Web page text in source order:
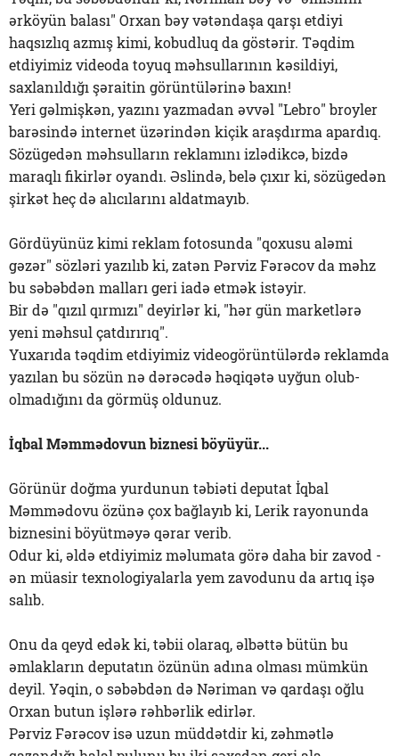
ərköyün balası" Orxan bəy vətəndaşa qarşı etdiyi
haqsızlıq azmış kimi, kobudluq da göstərir. Təqdim
etdiyimiz videoda toyuq məhsullarının kəsildiyi,
saxlanıldığı şəraitin görüntülərinə baxın!
Yeri gəlmişkən, yazını yazmadan əvvəl "Lebro" broyler
barəsində internet üzərindən kiçik araşdırma apardıq.
Sözügedən məhsulların reklamını izlədikcə, bizdə
maraqlı fikirlər oyandı. Əslində, belə çıxır ki, sözügedən
şirkət heç də alıcılarını aldatmayıb.
Gördüyünüz kimi reklam fotosunda "qoxusu aləmi
gəzər" sözləri yazılıb ki, zatən Pərviz Fərəcov da məhz
bu səbəbdən malları geri iadə etmək istəyir.
Bir də "qızıl qırmızı" deyirlər ki, "hər gün marketlərə
yeni məhsul çatdırırıq".
Yuxarıda təqdim etdiyimiz videogörüntülərdə reklamda
yazılan bu sözün nə dərəcədə həqiqətə uyğun olub-
olmadığını da görmüş oldunuz.
İqbal Məmmədovun biznesi böyüyür...
Görünür doğma yurdunun təbiəti deputat İqbal
Məmmədovu özünə çox bağlayıb ki, Lerik rayonunda
biznesini böyütməyə qərar verib.
Odur ki, əldə etdiyimiz məlumata görə daha bir zavod -
ən müasir texnologiyalarla yem zavodunu da artıq işə
salıb.
Onu da qeyd edək ki, təbii olaraq, əlbəttə bütün bu
əmlakların deputatın özünün adına olması mümkün
deyil. Yəqin, o səbəbdən də Nəriman və qardaşı oğlu
Orxan butun işlərə rəhbərlik edirlər.
Pərviz Fərəcov isə uzun müddətdir ki, zəhmətlə